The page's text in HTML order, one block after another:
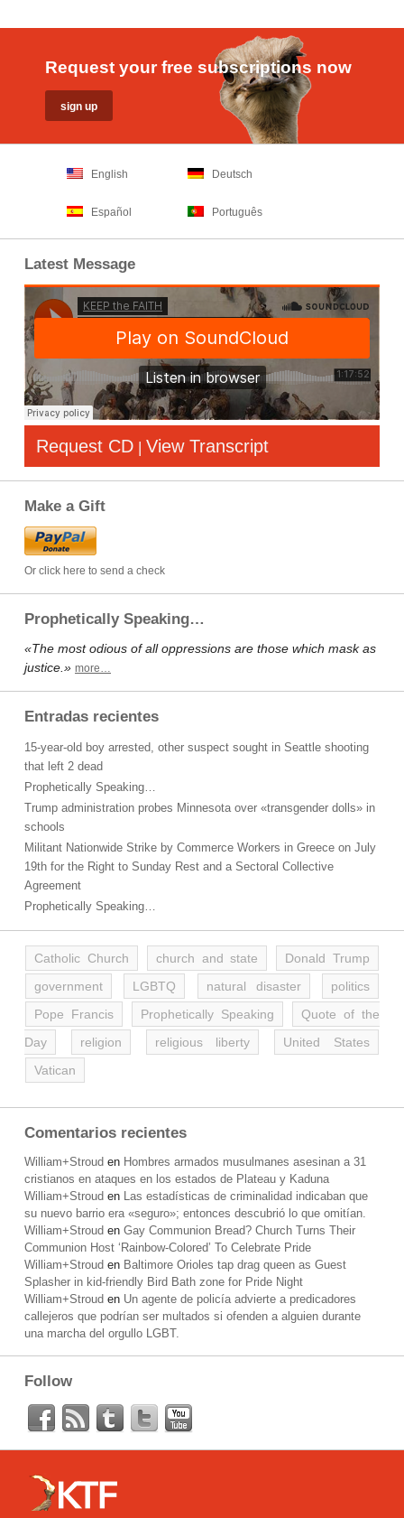
Request your free subscriptions now
English Deutsch
Español Português
Latest Message
Request CD | View Transcript
Make a Gift
Or click here to send a check
Prophetically Speaking…
«The most odious of all oppressions are those which mask as
justice.» more…
Entradas recientes
15-year-old boy arrested, other suspect sought in Seattle shooting
that left 2 dead
Prophetically Speaking…
Trump administration probes Minnesota over «transgender dolls» in
schools
Militant Nationwide Strike by Commerce Workers in Greece on July
19th for the Right to Sunday Rest and a Sectoral Collective
Agreement
Prophetically Speaking…
Catholic Church church and state
Donald Trump
government
LGBTQ natural disaster
politics
Pope Francis
Prophetically Speaking
Quote of the
Day
religion religious liberty
United States
Vatican
Comentarios recientes
William+Stroud en Hombres armados musulmanes asesinan a 31
cristianos en ataques en los estados de Plateau y Kaduna
William+Stroud en Las estadísticas de criminalidad indicaban que
su nuevo barrio era «seguro»; entonces descubrió lo que omitían.
William+Stroud en Gay Communion Bread? Church Turns Their
Communion Host ‘Rainbow-Colored’ To Celebrate Pride
William+Stroud en Baltimore Orioles tap drag queen as Guest
Splasher in kid-friendly Bird Bath zone for Pride Night
William+Stroud en Un agente de policía advierte a predicadores
callejeros que podrían ser multados si ofenden a alguien durante
una marcha del orgullo LGBT.
Follow